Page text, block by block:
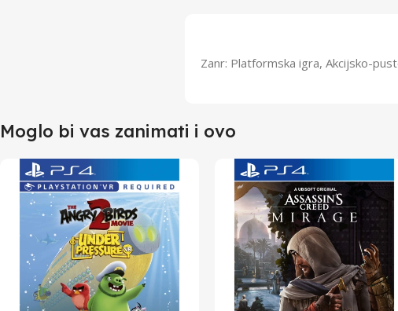
Zanr: Platformska igra, Akcijsko-
Moglo bi vas zanimati i ovo